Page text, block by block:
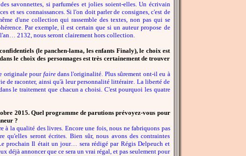
savonnettes, si parfumées et jolies soient-elles. Un écrivain
et ses connaissances. Si l'on doit parler de consignes, c'est de
d'une collection qui rassemble des textes, non pas qui se
Par exemple, il est certain que si un auteur propose de
2132, nous seront clairement hors collection.
(le panchen-lama, les enfants Finaly), le choix est
le choix des personnages est très certainement de trouver
originale pour fairedans l'originalité. Plus sûrement ont-il eu à
raconter, ainsi qu'à leur personnalité littéraire. La liberté de
le traitement que chacun a choisi. C'est pourquoi les quatre
2015. Quel programme de parutions prévoyez-vous pour
?
la qualité des livres. Encore une fois, nous ne fabriquons pas
seront écrites. Bien sûr, nous avons des contraintes
prochain Il était un jour… sera rédigé par Régis Delpeuch et
déjà annoncer que ce sera un vrai régal, et pas seulement pour